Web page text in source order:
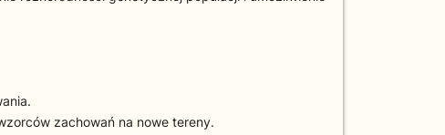
zachowań na nowe tereny.